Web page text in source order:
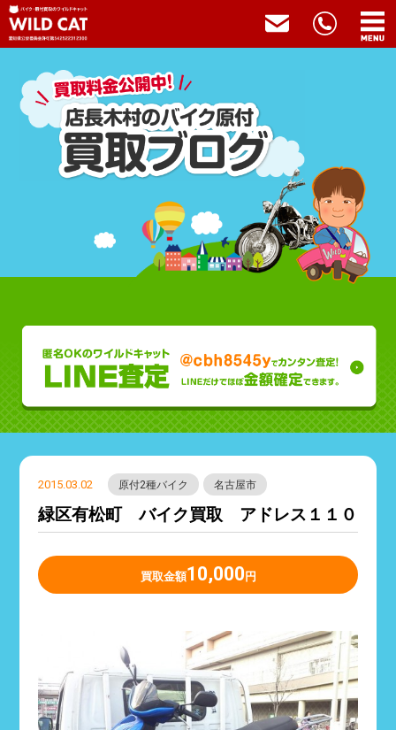
2015.03.02 原付2種バイク 名古屋市
緑区有松町 バイク買取 アドレス１１０
買取金額10,000 円